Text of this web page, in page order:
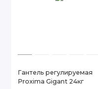
Гантель регулируемая
Proxima Gigant 24кг